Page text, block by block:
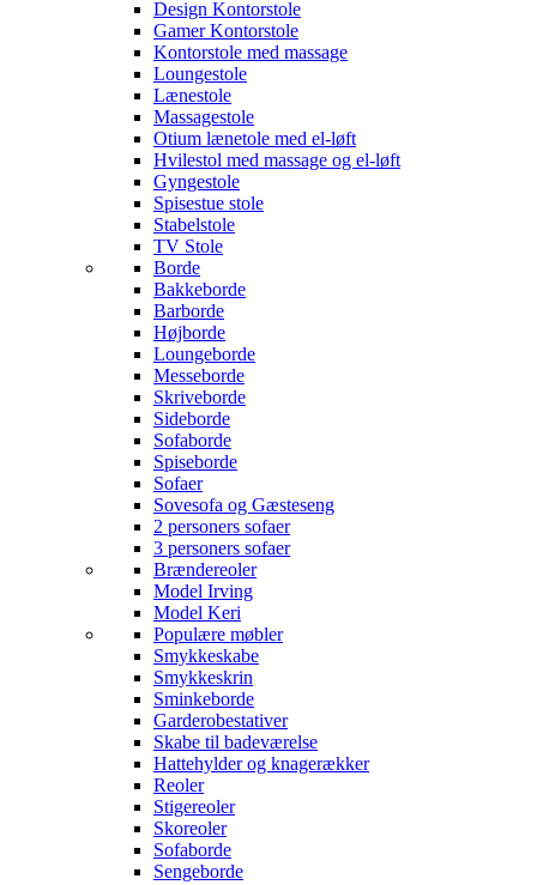
Design Kontorstole
Gamer Kontorstole
Kontorstole med massage
Loungestole
Lænestole
Massagestole
Otium lænetole med el-løft
Hvilestol med massage og el-løft
Gyngestole
Spisestue stole
Stabelstole
TV Stole
Borde
Bakkeborde
Barborde
Højborde
Loungeborde
Messeborde
Skriveborde
Sideborde
Sofaborde
Spiseborde
Sofaer
Sovesofa og Gæsteseng
2 personers sofaer
3 personers sofaer
Brændereoler
Model Irving
Model Keri
Populære møbler
Smykkeskabe
Smykkeskrin
Sminkeborde
Garderobestativer
Skabe til badeværelse
Hattehylder og knagerækker
Reoler
Stigereoler
Skoreoler
Sofaborde
Sengeborde